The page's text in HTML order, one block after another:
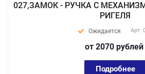
027,ЗАМОК - РУЧКА С
РИГЕЛЯ
Ожидается Арт.
от 2070 рублей
Подробнее